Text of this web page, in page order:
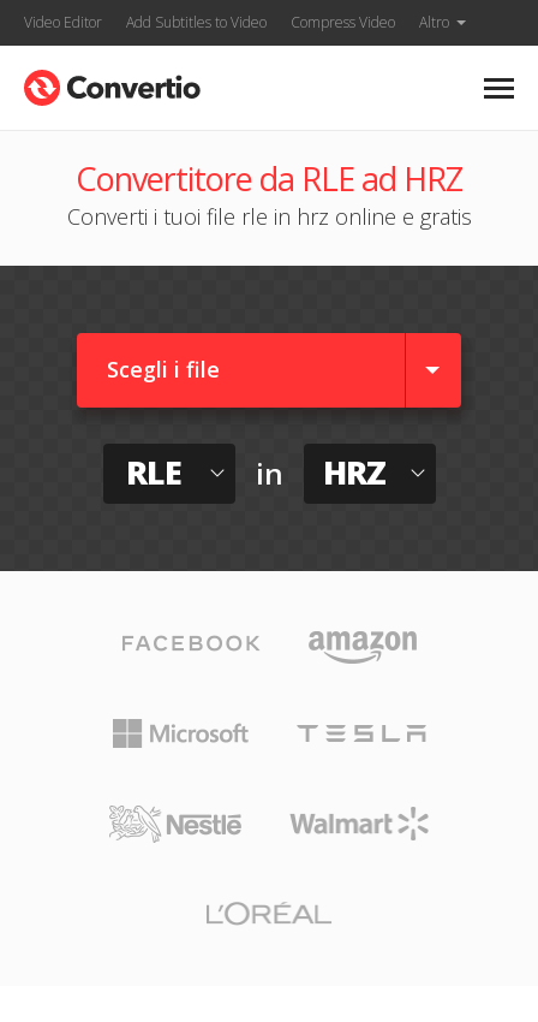
Video Editor Add Subtitles to Video Compress Video Altro
Convertitore da RLE ad HRZ
Converti i tuoi file rle in hrz online e gratis
Scegli i file
RLE in HRZ